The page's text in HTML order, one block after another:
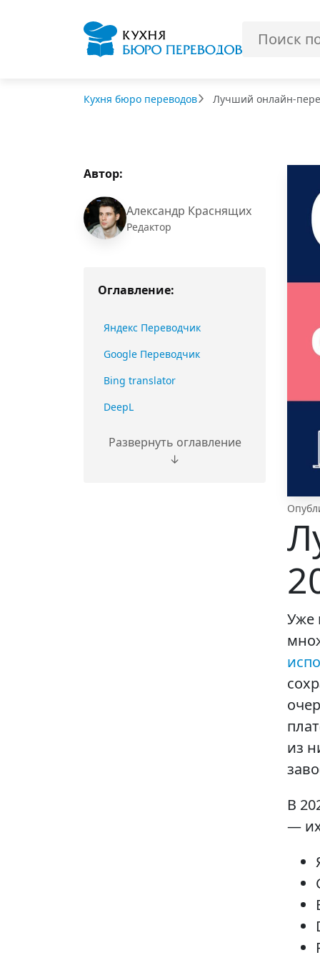
Кухня бюро переводов Лучший онлайн-
Автор:
Александр Краснящих
Редактор
Оглавление:
Яндекс Переводчик
Google Переводчик
Bing translator
DeepL
Развернуть оглавление
↓
Уже
из
В
—